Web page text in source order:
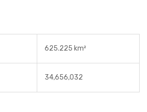
625.225 km²
34,656,032